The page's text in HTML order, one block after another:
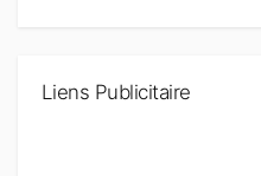
Liens Publicitaire